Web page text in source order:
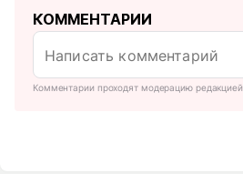
КОММЕНТАРИИ
Комментарии проходят модерацию редакцией